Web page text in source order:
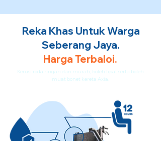
Reka Khas Untuk Warga
Seberang Jaya.
Harga Terbaloi.
Kerusi roda ringan dan murah, boleh lipat serta boleh
muat bonet kereta Axia.